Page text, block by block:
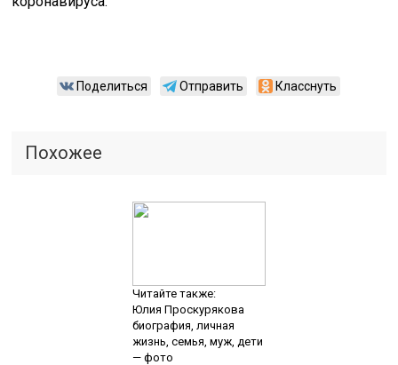
Поделиться Отправить Класснуть
Похожее
Читайте также:
Юлия Проскурякова
биография, личная
жизнь, семья, муж, дети
— фото